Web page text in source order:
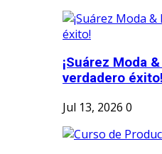
¡Suárez Moda
verdadero éxito!
Jul 13, 2026 0